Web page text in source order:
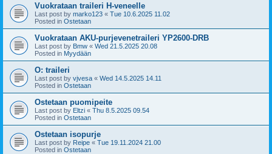
Vuokrataan traileri H-veneelle
Last post by marko123 « Tue 10.6.2025 11.02
Posted in Ostetaan
Vuokrataan AKU-purjevenetraileri YP2600-DRB
Last post by Bmw « Wed 21.5.2025 20.08
Posted in Myydään
O: traileri
Last post by vjvesa « Wed 14.5.2025 14.11
Posted in Ostetaan
Ostetaan puomipeite
Last post by Eltzi « Thu 8.5.2025 09.54
Posted in Ostetaan
Ostetaan isopurje
Last post by Reipe « Tue 19.11.2024 21.00
Posted in Ostetaan